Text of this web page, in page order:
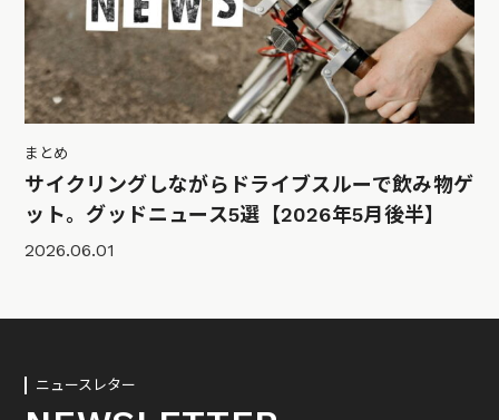
まとめ
サイクリングしながらドライブスルーで飲み物ゲ
ット。グッドニュース5選【2026年5月後半】
2026.06.01
ニュースレター